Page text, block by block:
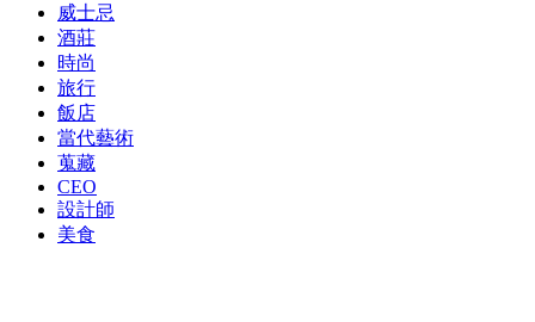
威士忌
酒莊
時尚
旅行
飯店
當代藝術
蒐藏
CEO
設計師
美食